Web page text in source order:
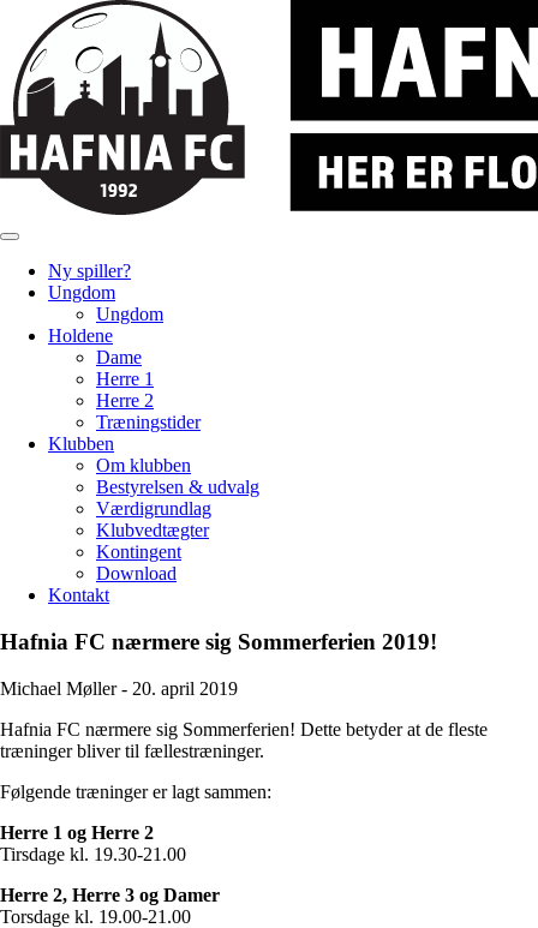
Ny spiller?
Ungdom
Ungdom
Holdene
Dame
Herre 1
Herre 2
Træningstider
Klubben
Om klubben
Bestyrelsen & udvalg
Værdigrundlag
Klubvedtægter
Kontingent
Download
Kontakt
Hafnia FC nærmere sig Sommerferien 2019!
Michael Møller - 20. april 2019
Hafnia FC nærmere sig Sommerferien! Dette betyder at de fleste
træninger bliver til fællestræninger.
Følgende træninger er lagt sammen:
Herre 1 og Herre 2
Tirsdage kl. 19.30-21.00
Herre 2, Herre 3 og Damer
Torsdage kl. 19.00-21.00